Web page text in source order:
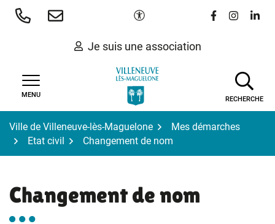
Aller
Paramètres d'accessibilité
Lien vers le
Lien vers
Lien
Je suis une association
MENU
RECHERCHE
Ville de Villeneuve-lès-Maguelone
Mes démarches
Etat civil
Changement de nom
Changement de nom